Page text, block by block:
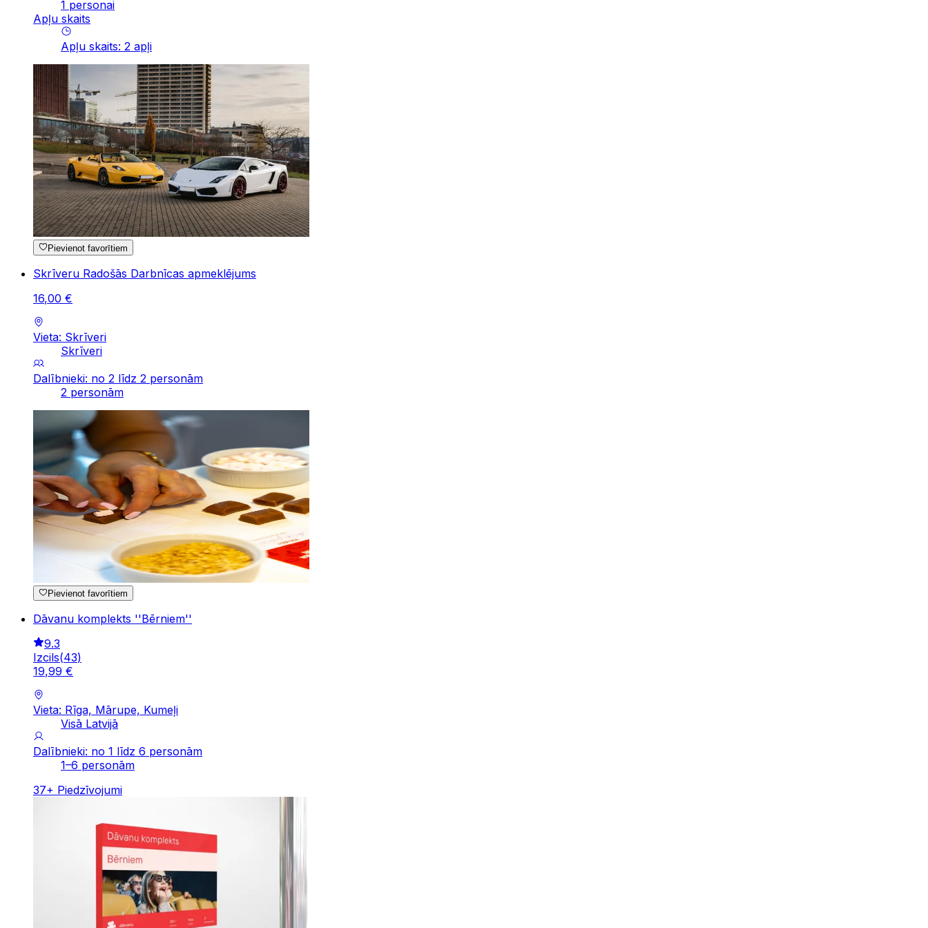
1 personai
Apļu skaits
Apļu skaits: 2 apļi
Pievienot favorītiem
Skrīveru Radošās Darbnīcas apmeklējums
16,00 €
Vieta: Skrīveri
Skrīveri
Dalībnieki: no 2 līdz 2 personām
2 personām
Pievienot favorītiem
Dāvanu komplekts ''Bērniem''
9.3
Izcils(43)
19,99 €
Vieta: Rīga, Mārupe, Kumeļi
Visā Latvijā
Dalībnieki: no 1 līdz 6 personām
1–6 personām
37+ Piedzīvojumi